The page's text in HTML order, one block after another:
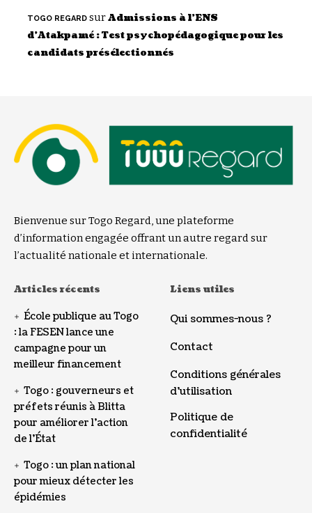
TOGO REGARD surAdmissions à l’ENS
d’Atakpamé : Test psychopédagogique pour les
candidats présélectionnés
Bienvenue sur Togo Regard, une plateforme
d’information engagée offrant un autre regard sur
l’actualité nationale et internationale.
Articles récents
École publique au Togo
: la FESEN lance une
campagne pour un
meilleur financement
Togo : gouverneurs et
préfets réunis à Blitta
pour améliorer l’action
de l’État
Togo : un plan national
pour mieux détecter les
épidémies
Liens utiles
Qui sommes-nous ?
Contact
Conditions générales
d’utilisation
Politique de
confidentialité